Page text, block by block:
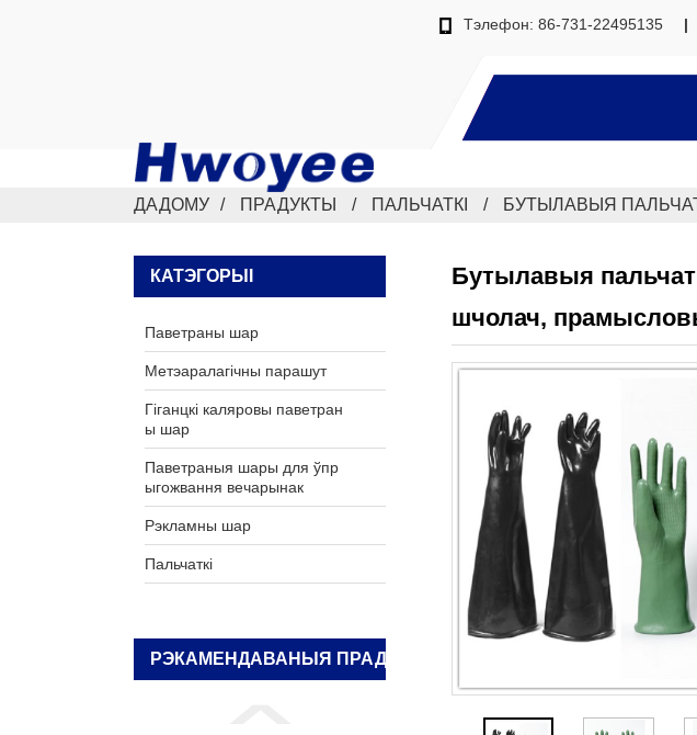
Тэлефон: 86-731-22495135
ДАДОМУ ПРАДУКТЫ ПАЛЬЧАТКІ БУТЫЛАВЫЯ
КАТЭГОРЫІ
Паветраны шар
Метэаралагічны парашут
Гіганцкі каляровы паветран
ы шар
Паветраныя шары для ўпр
ыгожвання вечарынак
Рэкламны шар
Пальчаткі
РЭКАМЕНДАВАНЫЯ ПРАДУКТЫ
Бутылавыя
шчолач,